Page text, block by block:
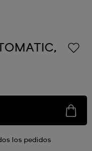
los pedidos